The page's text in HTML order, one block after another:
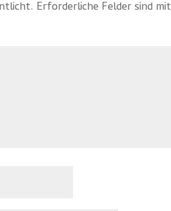
Erforderliche Felder sind mit